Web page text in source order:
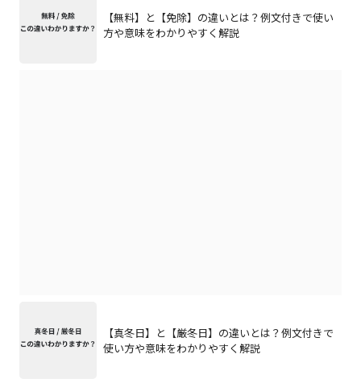
【無料】と【免除】の違いとは？例文付きで使い
方や意味をわかりやすく解説
【真冬日】と【厳冬日】の違いとは？例文付きで
使い方や意味をわかりやすく解説